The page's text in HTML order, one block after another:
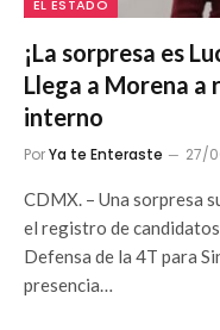
EL ESTADO
¡La sorpresa es
Llega a Morena a
interno
PorYa te Enteraste 27/
CDMX. – Una sorpresa
el registro de
Defensa de la 4T para
presencia…